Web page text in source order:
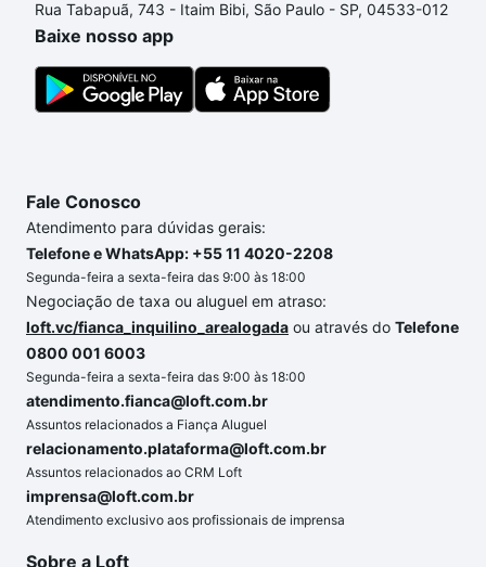
processo de compra, veja em nosso portal quanto
custa comprar um apartamento
gente para comprar o imóvel dos seus sonhos com
segurança e conforto. Loft, com você até as
Rua Tabapuã, 743 - Itaim Bibi, São Paulo - SP, 04533-012
Baixe nosso app
Fale Conosco
Atendimento para dúvidas gerais:
Telefone e WhatsApp: +55 11 4020-2208
Segunda-feira a sexta-feira das 9:00 às 18:00
Negociação de taxa ou aluguel em atraso:
loft.vc/fianca_inquilino_arealogada ou através do Telefone
0800 001 6003
Segunda-feira a sexta-feira das 9:00 às 18:00
atendimento.fianca@loft.com.br
Assuntos relacionados a Fiança Aluguel
relacionamento.plataforma@loft.com.br
Assuntos relacionados ao CRM Loft
imprensa@loft.com.br
Atendimento exclusivo aos profissionais de imprensa
Sobre a Loft